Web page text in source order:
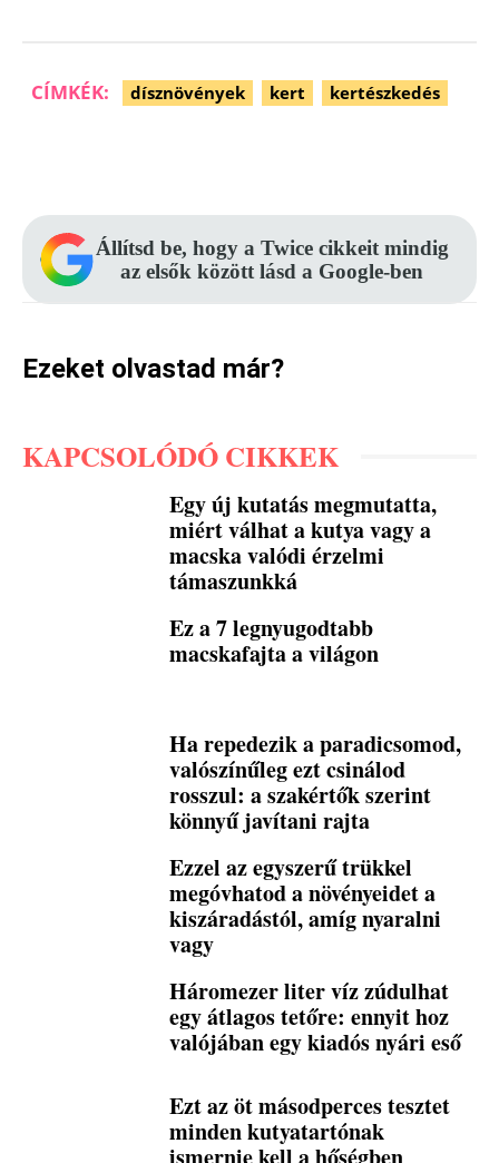
CÍMKÉK: dísznövények kert kertészkedés
Állítsd be, hogy a Twice cikkeit mindig
az elsők között lásd a Google-ben
Ezeket olvastad már?
KAPCSOLÓDÓ CIKKEK
Egy új kutatás megmutatta,
miért válhat a kutya vagy a
macska valódi érzelmi
támaszunkká
Ez a 7 legnyugodtabb
macskafajta a világon
Ha repedezik a paradicsomod,
valószínűleg ezt csinálod
rosszul: a szakértők szerint
könnyű javítani rajta
Ezzel az egyszerű trükkel
megóvhatod a növényeidet a
kiszáradástól, amíg nyaralni
vagy
Háromezer liter víz zúdulhat
egy átlagos tetőre: ennyit hoz
valójában egy kiadós nyári eső
Ezt az öt másodperces tesztet
minden kutyatartónak